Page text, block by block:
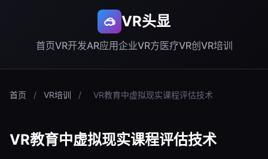
🥽 VR头显
首页VR开发AR应用企业VR方医疗VR创 VR培训
首页 / VR培训 / VR教育中虚拟现实课程评估技术
VR教育中虚拟现实课程评估技术